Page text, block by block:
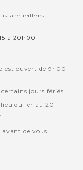
accueillons :
à 20h00
est ouvert de 9h00
jours fériés.
du 1er au 20
de vous